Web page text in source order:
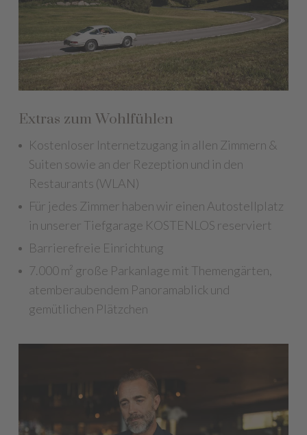
Extras zum Wohlfühlen
Kostenloser Internetzugang in allen Zimmern &
Suiten sowie an der Rezeption und in den
Restaurants (WLAN)
Für jedes Zimmer haben wir einen Autostellplatz
in unserer Tiefgarage KOSTENLOS reserviert
Barrierefreie Einrichtung
7.000 m² große Parkanlage mit Themengärten,
atemberaubendem Panoramablick und
gemütlichen Plätzchen